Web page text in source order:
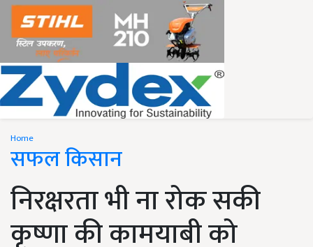
Home
सफल किसान
निरक्षरता भी ना रोक सकी
कृष्णा की कामयाबी को